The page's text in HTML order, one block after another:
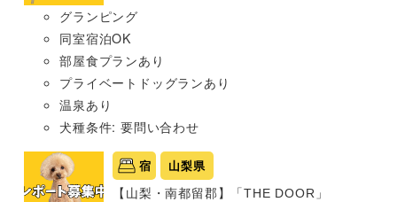
グランピング
同室宿泊OK
部屋食プランあり
プライベートドッグランあり
温泉あり
犬種条件: 要問い合わせ
宿 山梨県
【山梨・南都留郡】「THE DOOR」